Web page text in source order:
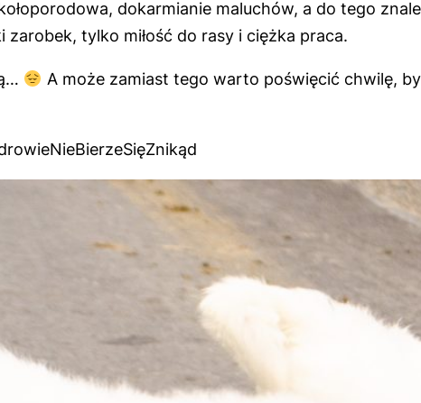
dokarmianie maluchów, a do tego
zarobek, tylko miłość do rasy i ciężka praca.
A może zamiast tego warto poświęcić chwilę,